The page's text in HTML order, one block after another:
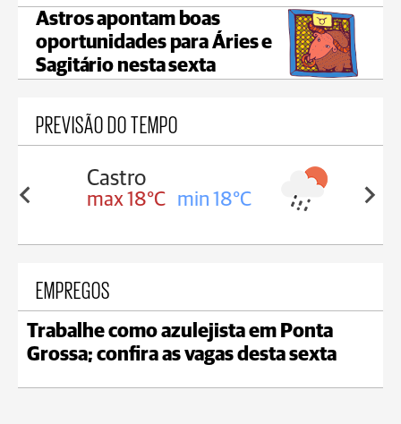
Astros apontam boas
oportunidades para Áries e
Sagitário nesta sexta
PREVISÃO DO TEMPO
18°C max 18°C min 17°C
EMPREGOS
Trabalhe como azulejista em Ponta
Grossa; confira as vagas desta sexta